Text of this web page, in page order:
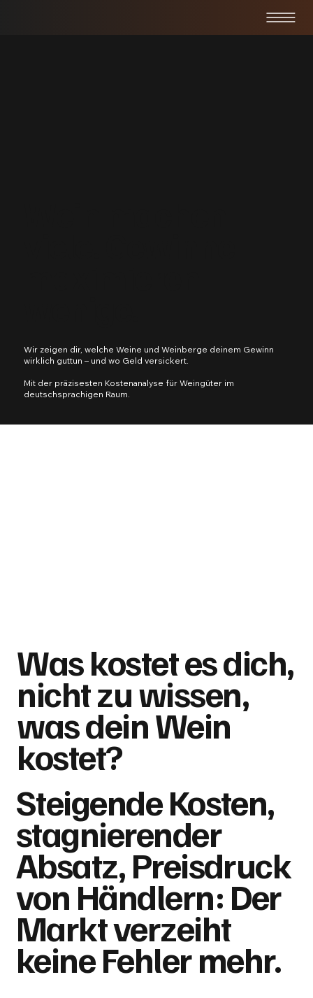
Wir zeigen dir, welche Weine und Weinberge deinem Gewinn
wirklich guttun – und wo Geld versickert.
Mit der präzisesten Kostenanalyse für Weingüter im
deutschsprachigen Raum.
Was kostet es dich,
nicht zu wissen,
was dein Wein
kostet?
Steigende Kosten,
stagnierender
Absatz, Preisdruck
von Händlern: Der
Markt verzeiht
keine Fehler mehr.